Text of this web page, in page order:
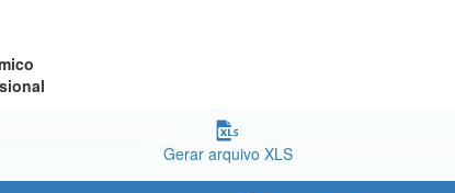
Gerar arquivo XLS